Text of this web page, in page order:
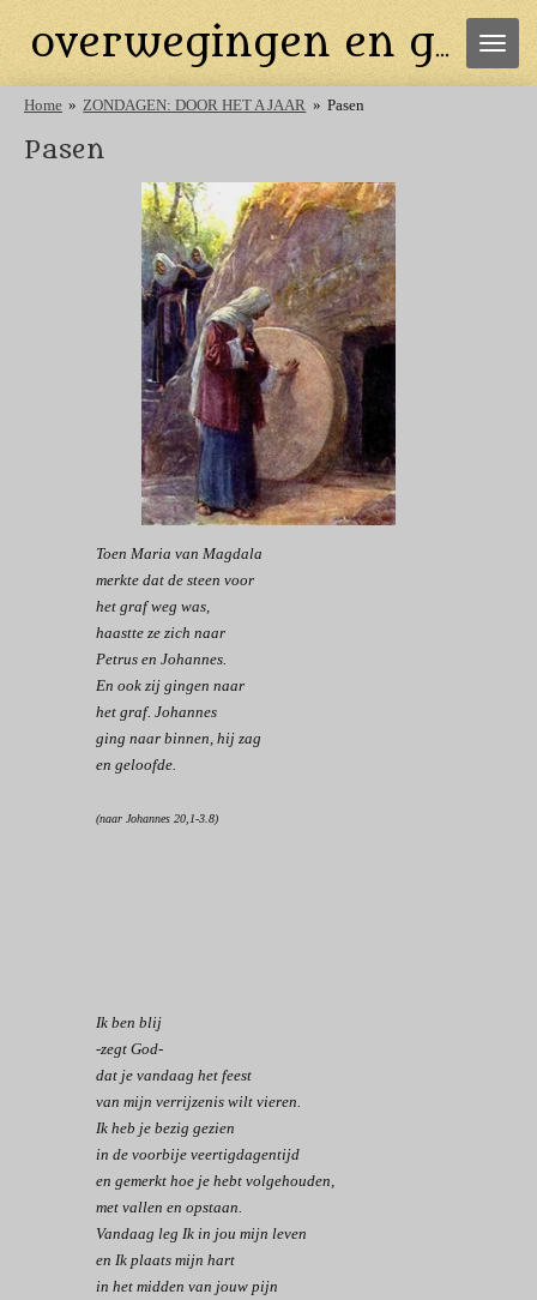
direct
de
overwegingen en gebeden
Home » ZONDAGEN: DOOR HET A JAAR » Pasen
Pasen
Toen Maria van Magdala
merkte dat de steen voor
het graf weg was,
haastte ze zich naar
Petrus en Johannes.
En ook zij gingen naar
het graf. Johannes
ging naar binnen, hij zag
en geloofde.
(naar Johannes 20,1-3.8)
Ik ben blij
-zegt God-
dat je vandaag het feest
van mijn verrijzenis wilt vieren.
Ik heb je bezig gezien
in de voorbije veertigdagentijd
en gemerkt hoe je hebt volgehouden,
met vallen en opstaan.
Vandaag leg Ik in jou mijn leven
en Ik plaats mijn hart
in het midden van jouw pijn